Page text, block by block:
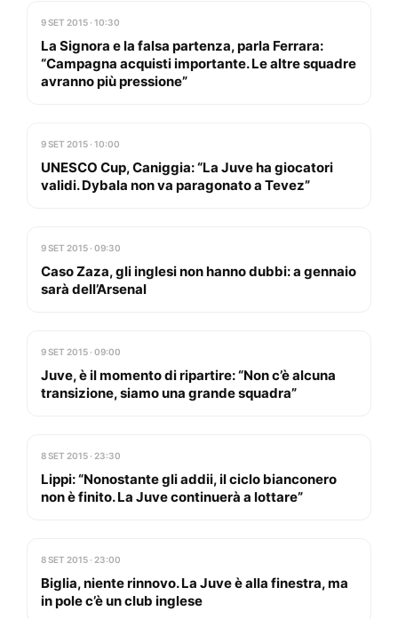
9 SET 2015 · 10:30
La Signora e la falsa partenza, parla Ferrara:
“Campagna acquisti importante. Le altre squadre
avranno più pressione”
9 SET 2015 · 10:00
UNESCO Cup, Caniggia: “La Juve ha giocatori
validi. Dybala non va paragonato a Tevez”
9 SET 2015 · 09:30
Caso Zaza, gli inglesi non hanno dubbi: a gennaio
sarà dell’Arsenal
9 SET 2015 · 09:00
Juve, è il momento di ripartire: “Non c’è alcuna
transizione, siamo una grande squadra”
8 SET 2015 · 23:30
Lippi: “Nonostante gli addii, il ciclo bianconero
non è finito. La Juve continuerà a lottare”
8 SET 2015 · 23:00
Biglia, niente rinnovo. La Juve è alla finestra, ma
in pole c’è un club inglese